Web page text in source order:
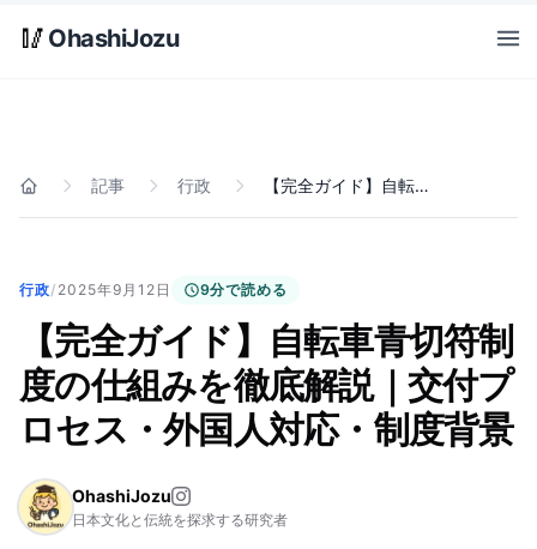
Skip to main content
🥢 OhashiJozu
ホーム 記事 行政 【完全ガイド】自転車青切符制度の仕組みを徹底解説｜交付プロセス・外国人対応・制度背景
行政/ 2025年9月12日 9分で読める
【完全ガイド】自転車青切符制
度の仕組みを徹底解説｜交付プ
ロセス・外国人対応・制度背景
OhashiJozu
日本文化と伝統を探求する研究者